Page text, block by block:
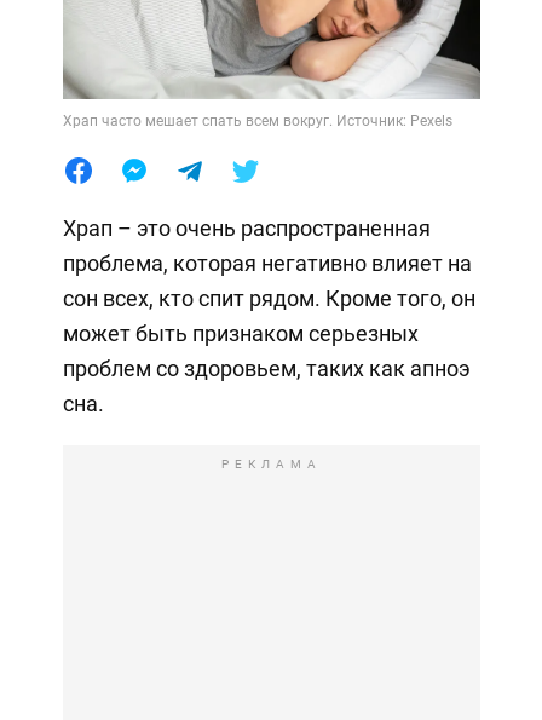
Храп часто мешает спать всем вокруг. Источник: Pexels
Храп – это очень распространенная
проблема, которая негативно влияет на
сон всех, кто спит рядом. Кроме того, он
может быть признаком серьезных
проблем со здоровьем, таких как апноэ
сна.
РЕКЛАМА